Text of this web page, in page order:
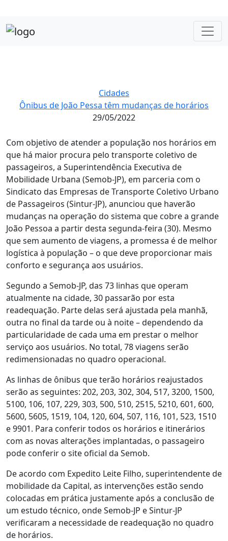
Cidades
Ônibus de João Pessa têm mudanças de horários
29/05/2022
Com objetivo de atender a população nos horários em
que há maior procura pelo transporte coletivo de
passageiros, a Superintendência Executiva de
Mobilidade Urbana (Semob-JP), em parceria com o
Sindicato das Empresas de Transporte Coletivo Urbano
de Passageiros (Sintur-JP), anunciou que haverão
mudanças na operação do sistema que cobre a grande
João Pessoa a partir desta segunda-feira (30). Mesmo
que sem aumento de viagens, a promessa é de melhor
logística à população – o que deve proporcionar mais
conforto e segurança aos usuários.
Segundo a Semob-JP, das 73 linhas que operam
atualmente na cidade, 30 passarão por esta
readequação. Parte delas será ajustada pela manhã,
outra no final da tarde ou à noite – dependendo da
particularidade de cada uma em prestar o melhor
serviço aos usuários. No total, 78 viagens serão
redimensionadas no quadro operacional.
As linhas de ônibus que terão horários reajustados
serão as seguintes: 202, 203, 302, 304, 517, 3200, 1500,
5100, 106, 107, 229, 303, 500, 510, 2515, 5210, 601, 600,
5600, 5605, 1519, 104, 120, 604, 507, 116, 101, 523, 1510
e 9901. Para conferir todos os horários e itinerários
com as novas alterações implantadas, o passageiro
pode conferir o site oficial da Semob.
De acordo com Expedito Leite Filho, superintendente de
mobilidade da Capital, as intervenções estão sendo
colocadas em prática justamente após a conclusão de
um estudo técnico, onde Semob-JP e Sintur-JP
verificaram a necessidade de readequação no quadro
de horários.